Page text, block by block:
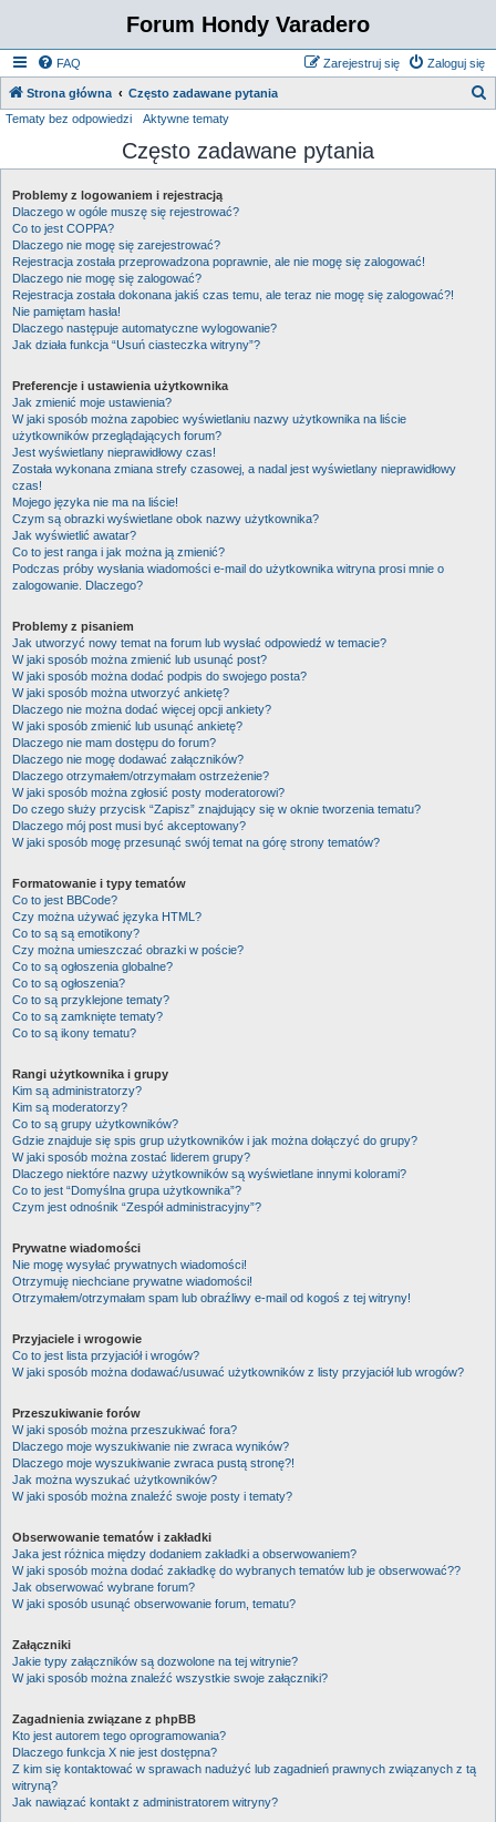
Forum Hondy Varadero
FAQ Zaloguj się
Zarejestruj się
Strona główna Często zadawane pytania
k
Tematy bez odpowiedzi Aktywne tematy
Często zadawane pytania
Problemy z logowaniem i rejestracją
Dlaczego w ogóle muszę się rejestrować?
Co to jest COPPA?
Dlaczego nie mogę się zarejestrować?
Rejestracja została przeprowadzona poprawnie, ale nie mogę się zalogować!
Dlaczego nie mogę się zalogować?
Rejestracja została dokonana jakiś czas temu, ale teraz nie mogę się zalogować?!
Nie pamiętam hasła!
Dlaczego następuje automatyczne wylogowanie?
Jak działa funkcja “Usuń ciasteczka witryny”?
Preferencje i ustawienia użytkownika
Jak zmienić moje ustawienia?
W jaki sposób można zapobiec wyświetlaniu nazwy użytkownika na liście
użytkowników przeglądających forum?
Jest wyświetlany nieprawidłowy czas!
Została wykonana zmiana strefy czasowej, a nadal jest wyświetlany nieprawidłowy
czas!
Mojego języka nie ma na liście!
Czym są obrazki wyświetlane obok nazwy użytkownika?
Jak wyświetlić awatar?
Co to jest ranga i jak można ją zmienić?
Podczas próby wysłania wiadomości e-mail do użytkownika witryna prosi mnie o
zalogowanie. Dlaczego?
Problemy z pisaniem
Jak utworzyć nowy temat na forum lub wysłać odpowiedź w temacie?
W jaki sposób można zmienić lub usunąć post?
W jaki sposób można dodać podpis do swojego posta?
W jaki sposób można utworzyć ankietę?
Dlaczego nie można dodać więcej opcji ankiety?
W jaki sposób zmienić lub usunąć ankietę?
Dlaczego nie mam dostępu do forum?
Dlaczego nie mogę dodawać załączników?
Dlaczego otrzymałem/otrzymałam ostrzeżenie?
W jaki sposób można zgłosić posty moderatorowi?
Do czego służy przycisk “Zapisz” znajdujący się w oknie tworzenia tematu?
Dlaczego mój post musi być akceptowany?
W jaki sposób mogę przesunąć swój temat na górę strony tematów?
Formatowanie i typy tematów
Co to jest BBCode?
Czy można używać języka HTML?
Co to są są emotikony?
Czy można umieszczać obrazki w poście?
Co to są ogłoszenia globalne?
Co to są ogłoszenia?
Co to są przyklejone tematy?
Co to są zamknięte tematy?
Co to są ikony tematu?
Rangi użytkownika i grupy
Kim są administratorzy?
Kim są moderatorzy?
Co to są grupy użytkowników?
Gdzie znajduje się spis grup użytkowników i jak można dołączyć do grupy?
W jaki sposób można zostać liderem grupy?
Dlaczego niektóre nazwy użytkowników są wyświetlane innymi kolorami?
Co to jest “Domyślna grupa użytkownika”?
Czym jest odnośnik “Zespół administracyjny”?
Prywatne wiadomości
Nie mogę wysyłać prywatnych wiadomości!
Otrzymuję niechciane prywatne wiadomości!
Otrzymałem/otrzymałam spam lub obraźliwy e-mail od kogoś z tej witryny!
Przyjaciele i wrogowie
Co to jest lista przyjaciół i wrogów?
W jaki sposób można dodawać/usuwać użytkowników z listy przyjaciół lub wrogów?
Przeszukiwanie forów
W jaki sposób można przeszukiwać fora?
Dlaczego moje wyszukiwanie nie zwraca wyników?
Dlaczego moje wyszukiwanie zwraca pustą stronę?!
Jak można wyszukać użytkowników?
W jaki sposób można znaleźć swoje posty i tematy?
Obserwowanie tematów i zakładki
Jaka jest różnica między dodaniem zakładki a obserwowaniem?
W jaki sposób można dodać zakładkę do wybranych tematów lub je obserwować??
Jak obserwować wybrane forum?
W jaki sposób usunąć obserwowanie forum, tematu?
Załączniki
Jakie typy załączników są dozwolone na tej witrynie?
W jaki sposób można znaleźć wszystkie swoje załączniki?
Zagadnienia związane z phpBB
Kto jest autorem tego oprogramowania?
Dlaczego funkcja X nie jest dostępna?
Z kim się kontaktować w sprawach nadużyć lub zagadnień prawnych związanych z tą
witryną?
Jak nawiązać kontakt z administratorem witryny?